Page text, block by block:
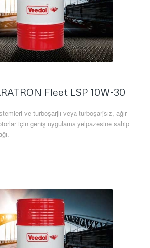
Fleet LSP 10W-30
ve turboşarjlı veya turboşarjsız, ağır
için geniş uygulama yelpazesine sahip